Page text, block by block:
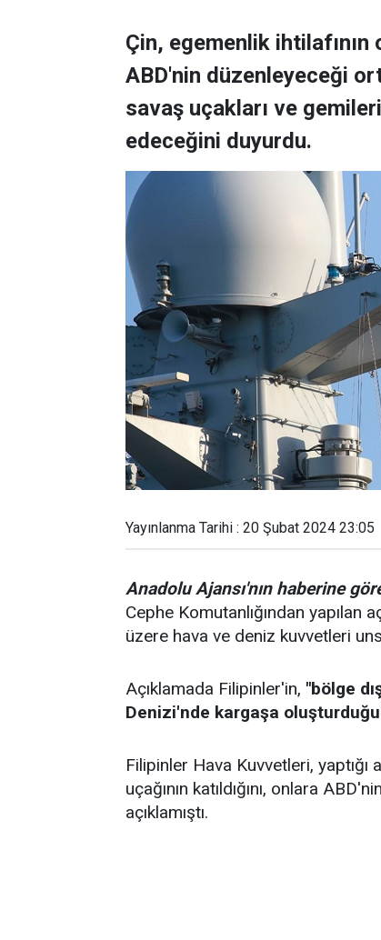
Çin, egemenlik
ABD'nin düzenleyeceği
savaş uçakları ve
edeceğini duyurdu.
Yayınlanma Tarihi : 20 Şubat 2024 23:05
Anadolu Ajansı'nın haberine
Cephe Komutanlığından yapılan
üzere hava ve deniz kuvvetleri
Açıklamada Filipinler'in, "bölge
Denizi'nde kargaşa
Filipinler Hava Kuvvetleri,
uçağının katıldığını, onlara
açıklamıştı.